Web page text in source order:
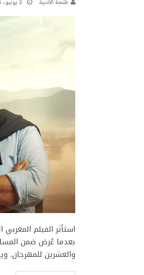
طنجة الأدبية 2 يونيو، 2026
استأثر الفيلم
بعدما عُرض ضمن
والعشرين للمهرجان.